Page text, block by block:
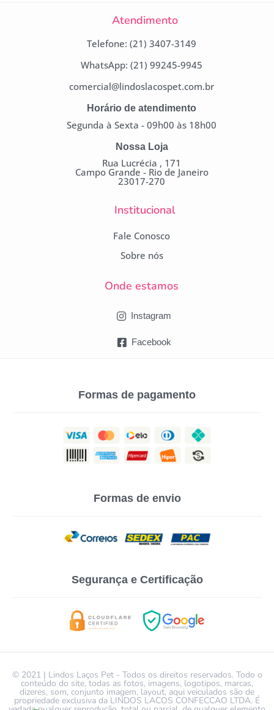
Atendimento
Telefone: (21) 3407-3149
WhatsApp: (21) 99245-9945
comercial@lindoslacospet.com.br
Horário de atendimento
Segunda à Sexta - 09h00 às 18h00
Nossa Loja
Rua Lucrécia , 171
Campo Grande - Rio de Janeiro
23017-270
Institucional
Fale Conosco
Sobre nós
Onde estamos
Instagram
Facebook
Formas de pagamento
Formas de envio
Segurança e Certificação
© 2021 | Lindos Laços Pet - Todos os direitos reservados. Todo o
conteúdo do site, todas as fotos, imagens, logotipos, marcas,
dizeres, som, conjunto imagem, layout, aqui veiculados são de
propriedade exclusiva da LINDOS LACOS CONFECCAO LTDA. É